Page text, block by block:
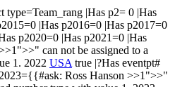
|Has p2= 0 |Has
|Has p2016=0 |Has p2017=0
p2020=0 |Has p2021=0 |Has
">>" can not be assigned to a
1. 2022 USA true |?Has eventpt#
Ross Hanson >>1 ">>"